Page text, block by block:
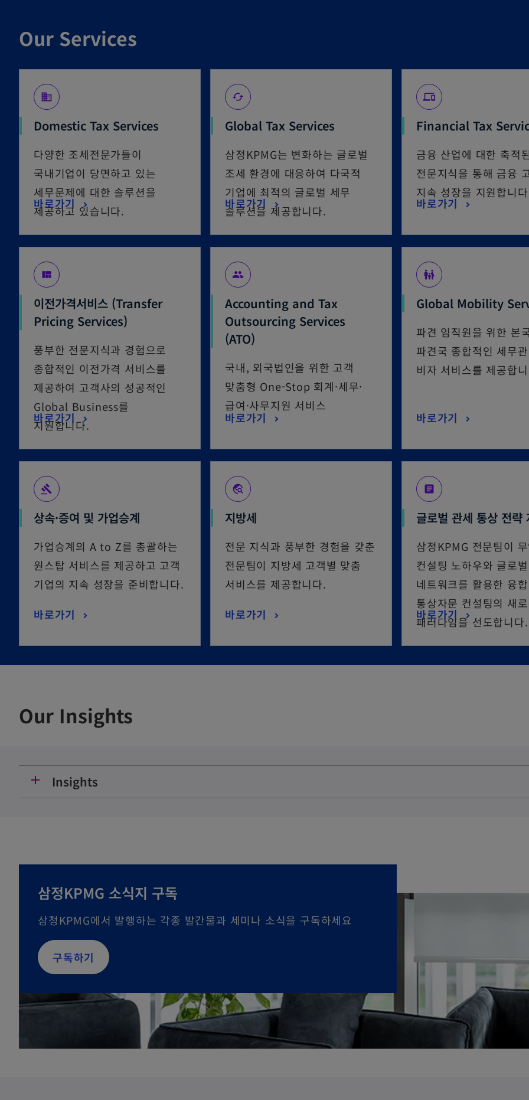
Our Services
business
Domestic Tax Services
다양한 조세전문가들이
국내기업이 당면하고 있는
세무문제에 대한 솔루션을
제공하고 있습니다.
바로가기
cached
Global Tax Services
삼정KPMG는 변화하는 글로벌
조세 환경에 대응하여 다국적
기업에 최적의 글로벌 세무
솔루션을 제공합니다.
바로가기
devices
Financial Tax
금융 산업에 대한 축적
전문지식을 통해 금융
지속 성장을 지원합니
바로가기
view_quilt
이전가격서비스 (Transfer
Pricing Services)
풍부한 전문지식과 경험으로
종합적인 이전가격 서비스를
제공하여 고객사의 성공적인
Global Business를
지원합니다.
바로가기
people
Accounting and Tax
Outsourcing Services
(ATO)
국내, 외국법인을 위한 고객
맞춤형 One-Stop 회계·세무·
급여·사무지원 서비스
바로가기
family_restroom
Global Mobility
파견 임직원을 위한 본
파견국 종합적인 세무
비자 서비스를 제공합
바로가기
gavel
상속·증여 및 가업승계
가업승계의 A to Z를 총괄하는
원스탑 서비스를 제공하고 고객
기업의 지속 성장을 준비합니다.
바로가기
travel_explore
지방세
전문 지식과 풍부한 경험을 갖춘
전문팀이 지방세 고객별 맞춤
서비스를 제공합니다.
바로가기
article
글로벌 관세 통상 전략
삼정KPMG 전문팀이
컨설팅 노하우와 글로벌
네트워크를 활용한 융합
통상자문 컨설팅의 새
패러다임을 선도합니다.
바로가기
Our Insights
add Insights
삼정KPMG 소식지 구독
삼정KPMG에서 발행하는 각종 발간물과 세미나 소식을 구독하세요
구독하기
o
p
e
i